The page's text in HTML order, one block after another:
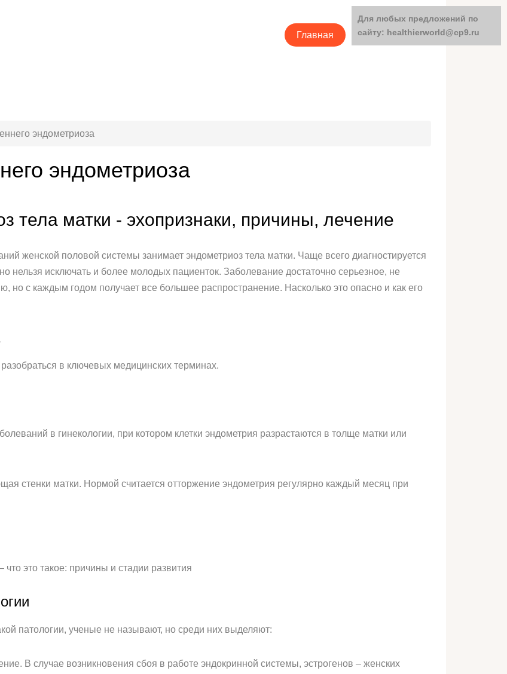
Главная Категории
эндометриоза
эндометриоза
тела матки - эхопризнаки, причины, лечение
женской половой системы занимает эндометриоз тела матки. Чаще всего диагностируется
нельзя исключать и более молодых пациенток. Заболевание достаточно серьезное, не
но с каждым годом получает все большее распространение. Насколько это опасно и как его
в ключевых медицинских терминах.
в гинекологии, при котором клетки эндометрия разрастаются в толще матки или
стенки матки. Нормой считается отторжение эндометрия регулярно каждый месяц при
это такое: причины и стадии развития
патологии, ученые не называют, но среди них выделяют:
В случае возникновения сбоя в работе эндокринной системы, эстрогенов – женских
Для любых предложений по
сайту: healthierworld@cp9.ru